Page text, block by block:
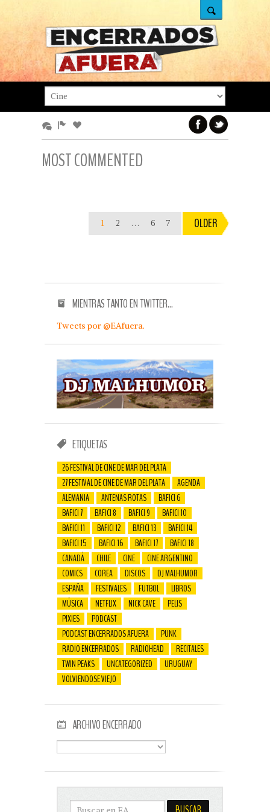
MOST COMMENTED
1 2 … 6 7 OLDER
MIENTRAS TANTO EN TWITTER…
Tweets por @EAfuera.
ETIQUETAS
26 FESTIVAL DE CINE DE MAR DEL PLATA
27 FESTIVAL DE CINE DE MAR DEL PLATA
AGENDA
ALEMANIA
ANTENAS ROTAS
BAFICI 6
BAFICI 7
BAFICI 8 BAFICI 9
BAFICI 10
BAFICI 11
BAFICI 12 BAFICI 13
BAFICI 14
BAFICI 15
BAFICI 16 BAFICI 17
BAFICI 18
CANADÁ
CHILE CINE
CINE ARGENTINO
COMICS
COREA DISCOS
DJ MALHUMOR
ESPAÑA
FESTIVALES FUTBOL
LIBROS
MÚSICA
NETFLIX NICK CAVE
PELIS
PIXIES
PODCAST
PODCAST ENCERRADOS AFUERA
PUNK
RADIO ENCERRADOS
RADIOHEAD
RECITALES
TWIN PEAKS
UNCATEGORIZED
URUGUAY
VOLVIENDOSE VIEJO
ARCHIVO ENCERRADO